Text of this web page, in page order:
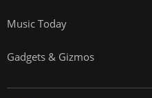
Music Today
Gadgets & Gizmos